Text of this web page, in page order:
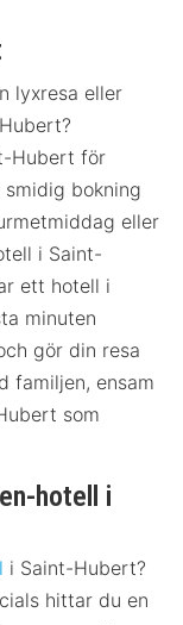
lyxresa eller
Hubert för
bokning
eller
i Saint-
ett hotell i
minuten
gör din resa
familjen, ensam
som
hotell i
i Saint-Hubert?
hittar du en